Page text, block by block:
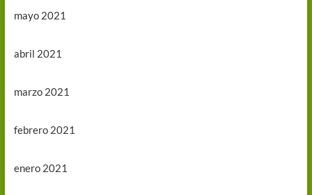
mayo 2021
abril 2021
marzo 2021
febrero 2021
enero 2021